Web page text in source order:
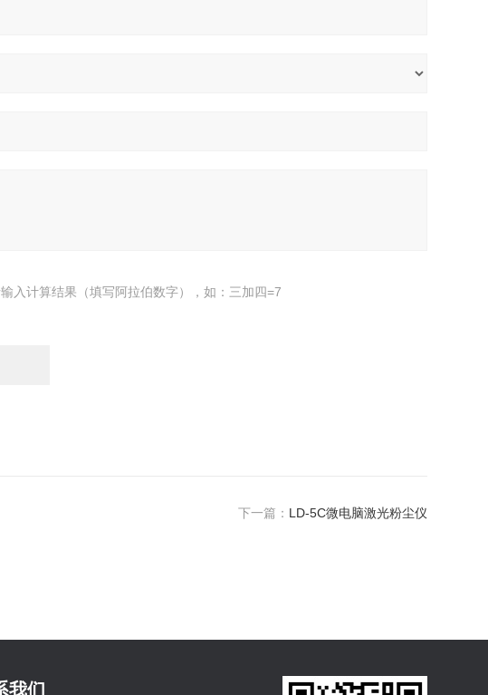
入计算结果（填写阿拉伯数字），如：三加四=7
下一篇： LD-5C微电脑激光粉尘仪
我们